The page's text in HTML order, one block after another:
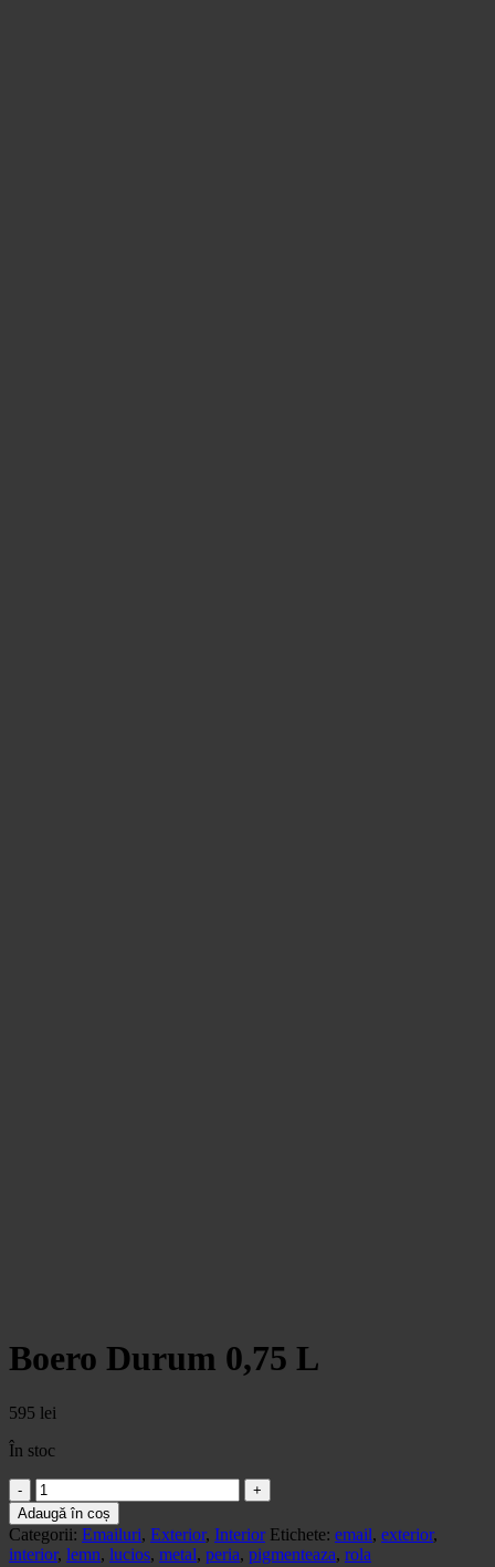
Boero Durum 0,75 L
595 lei
În stoc
Cantitate
Boero
Durum
0,75
Adaugă în coș
Categorii: Emailuri, Exterior, Interior Etichete: email, exterior,
interior, lemn, lucios, metal, peria, pigmenteaza, rola